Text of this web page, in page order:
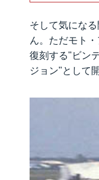
そして気にな
ん。ただモト
復刻する"ビン
ジョン"として